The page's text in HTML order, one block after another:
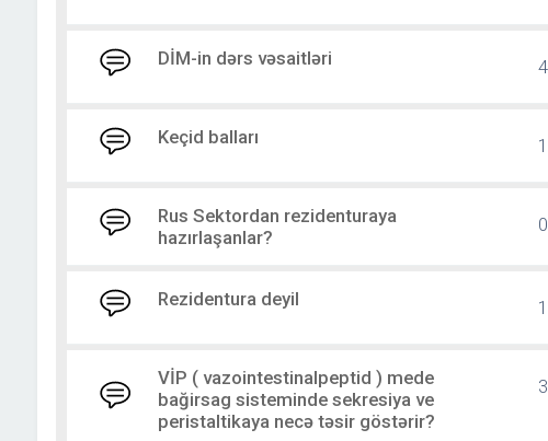
DİM-in dərs vəsaitləri 4
Keçid balları 1
Rus Sektordan rezidenturaya
hazırlaşanlar?
0
Rezidentura deyil 1
VİP ( vazointestinalpeptid ) mede
bağirsag sisteminde sekresiya ve
peristaltikaya necə təsir göstərir?
3